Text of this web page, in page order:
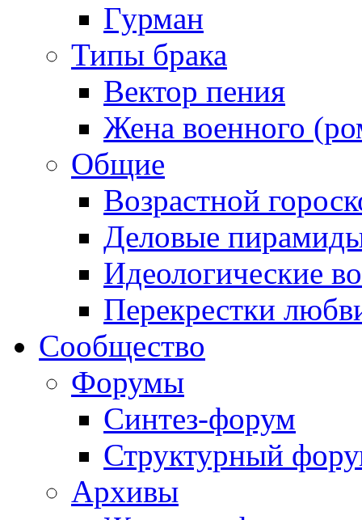
Гурман
Типы брака
Вектор пения
Жена военного
Общие
Возрастной
Деловые
Идеологические
Перекрестки
Сообщество
Форумы
Синтез-форум
Структурный
Архивы